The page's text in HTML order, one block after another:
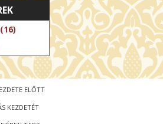
FIFTH
ELŐTT
KEZDETÉT